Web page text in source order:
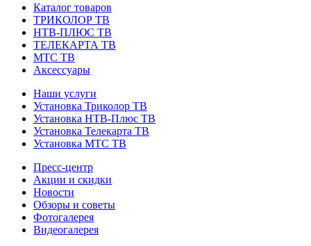
Каталог товаров
ТРИКОЛОР ТВ
НТВ-ПЛЮС ТВ
ТЕЛЕКАРТА ТВ
МТС ТВ
Аксессуары
Наши услуги
Установка Триколор ТВ
Установка НТВ-Плюс ТВ
Установка Телекарта ТВ
Установка МТС ТВ
Пресс-центр
Акции и скидки
Новости
Обзоры и советы
Фотогалерея
Видеогалерея